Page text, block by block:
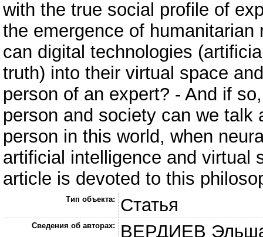
with the true social profile of
the emergence of
can digital technologies
truth) into their virtual space
person of an expert? - And if
person and society can we
person in this world, when
artificial intelligence and virtual
article is devoted to this
Тип объекта: Статья
Сведения об авторах:
ВЕРДИЕВ